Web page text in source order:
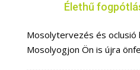
Élethű
Mosolytervezés és oclusió
Mosolyogjon Ön is újra